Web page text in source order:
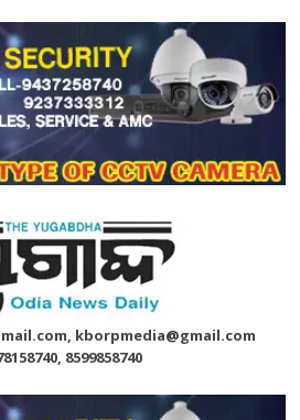
kborpmedia@gmail.com
8599858740